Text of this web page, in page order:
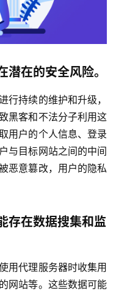
在的安全风险。
行持续的维护和升级，
黑客和不法分子利用这
用户的个人信息、登录
与目标网站之间的中间
恶意篡改，用户的隐私
存在数据搜集和监
用代理服务器时收集用
网站等。这些数据可能